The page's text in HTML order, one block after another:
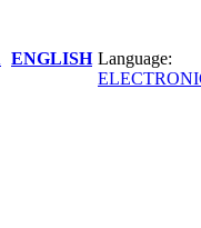
Language:
ENGLISH